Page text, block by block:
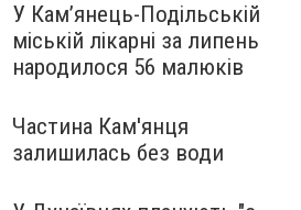
У Кам’янець-Подільській
міській лікарні за липень
народилося 56 малюків
Частина Кам'янця
залишилась без води